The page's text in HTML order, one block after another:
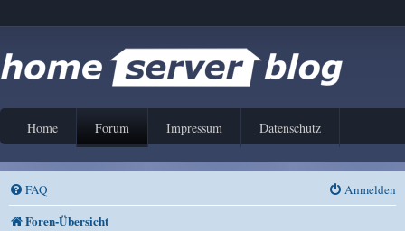
Home Forum Impressum Datenschutz
FAQ Anmelden
Foren-Übersicht